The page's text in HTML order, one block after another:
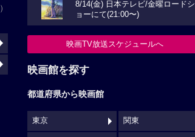
）
8/14(金) 日本テレビ/金曜ロードシ
ョーにて(21:00〜)
映画TV放送スケジュールへ
映画館を探す
都道府県から映画館
東京 関東